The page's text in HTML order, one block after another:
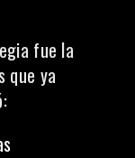
fue la
que ya